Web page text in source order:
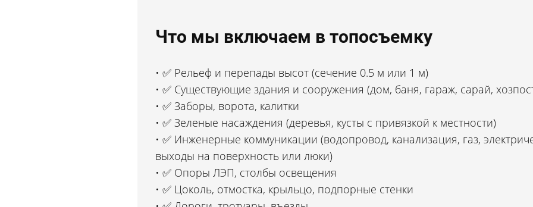
Что мы включаем в топосъемку
✅ Рельеф и перепады высот (сечение 0.5 м или 1 м)
✅ Существующие здания и сооружения (дом, баня, гараж, сарай,
✅ Заборы, ворота, калитки
✅ Зеленые насаждения (деревья, кусты с привязкой к местности)
✅ Инженерные коммуникации (водопровод, канализация, газ,
выходы на поверхность или люки)
✅ Опоры ЛЭП, столбы освещения
✅ Цоколь, отмостка, крыльцо, подпорные стенки